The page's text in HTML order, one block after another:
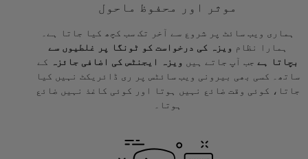
موثر اور محفوظ ماحول
ہماری ویب سائٹ پر شروع سے آخر تک سب کچھ کیا جاتا ہے۔
ہمارا نظام ویزہ کی درخواست کو ٹونگا پر غلطیوں سے
بچاتا ہے جب آپ جاتے ہیں ویزہ ایجنٹس کی اضافی جائزہ
کے
ساتھ۔ کسی بھی بیرونی ویب سائٹس پر ری ڈائریکٹ نہیں کیا
جاتا، کوئی وقت ضائع نہیں ہوتا اور کوئی کاغذ نہیں ضائع
ہوتا۔